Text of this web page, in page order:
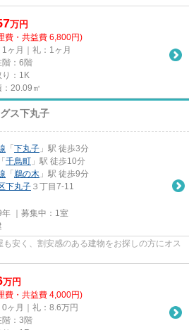
万円
費・共益費 6,800円)
1ヶ月｜礼：1ヶ月
階：6階
り：1K
：20.09㎡
ス下丸子
「 下丸子 」駅 徒歩3分
「 千鳥町 」駅 徒歩10分
「 鵜の木 」駅 徒歩9分
下丸子 ３丁目7-11
｜募集中： 1室
安く、割安感のある建物をお探しの方にオス
万円
費・共益費 4,000円)
0ヶ月｜礼：8.6万円
階：3階